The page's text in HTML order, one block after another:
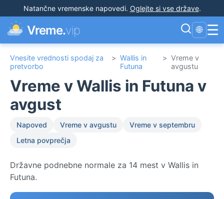
Natančne vremenske napovedi. Oglejte si vse države.
Vreme.vip 🌐 ☰
Vnesite vrednosti spodaj za
pretvorbo
> Wallis in
Futuna
> Vreme v
avgustu
Vreme v Wallis in Futuna v
avgust
Napoved Vreme v avgustu
Vreme v septembru
Letna povprečja
Državne podnebne normale za 14 mest v Wallis in
Futuna.